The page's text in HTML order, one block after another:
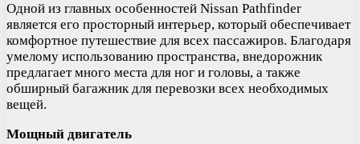
Одной из главных особенностей Nissan Pathfinder
является его просторный интерьер, который обеспечивает
комфортное путешествие для всех пассажиров. Благодаря
умелому использованию пространства, внедорожник
предлагает много места для ног и головы, а также
обширный багажник для перевозки всех необходимых
вещей.
Мощный двигатель